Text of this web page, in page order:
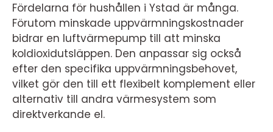
Fördelarna för hushållen i Ystad är många.
Förutom minskade uppvärmningskostnader
bidrar en luftvärmepump till att minska
koldioxidutsläppen. Den anpassar sig också
efter den specifika uppvärmningsbehovet,
vilket gör den till ett flexibelt komplement eller
alternativ till andra värmesystem som
direktverkande el.